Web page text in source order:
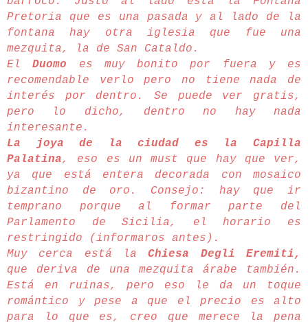
Pretoria que es una pasada y al lado de la
fontana hay otra iglesia que fue una
mezquita, la de San Cataldo.
ElDuomo es muy bonito por fuera y es
recomendable verlo pero no tiene nada de
interés por dentro. Se puede ver gratis,
pero lo dicho, dentro no hay nada
interesante.
La joya de la ciudad es la Capilla
Palatina, eso es un must que hay que ver,
ya que está entera decorada con mosaico
bizantino de oro. Consejo: hay que ir
temprano porque al formar parte del
Parlamento de Sicilia, el horario es
restringido (informaros antes).
Muy cerca está laChiesa Degli Eremiti,
que deriva de una mezquita árabe también.
Está en ruinas, pero eso le da un toque
romántico y pese a que el precio es alto
para lo que es, creo que merece la pena